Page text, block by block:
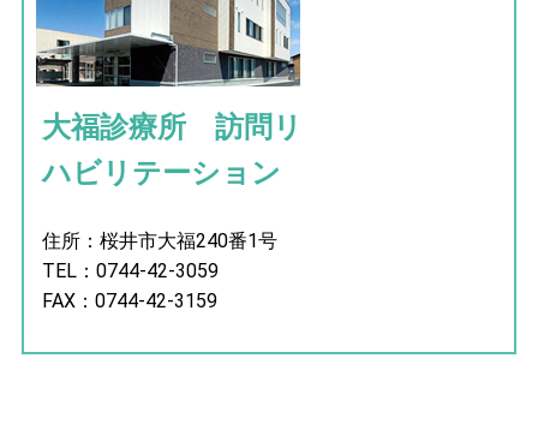
大福診療所 訪問リ
ハビリテーション
住所：桜井市大福240番1号
TEL：0744-42-3059
FAX：0744-42-3159